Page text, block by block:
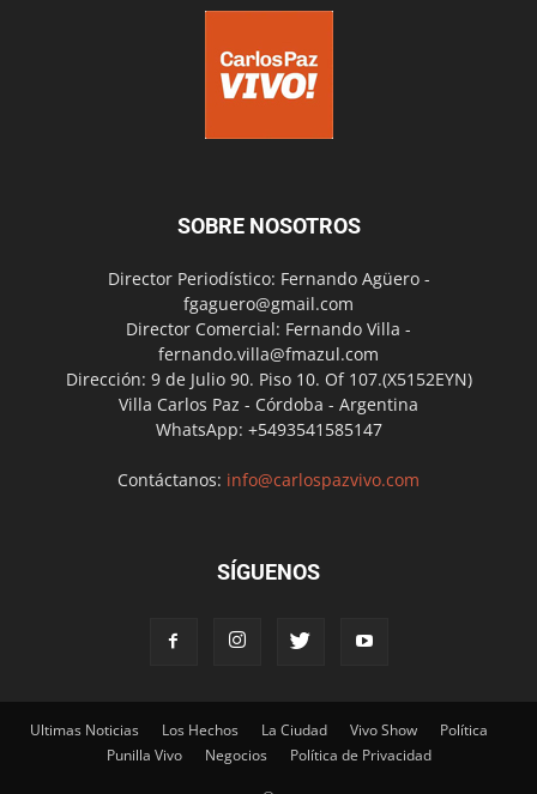
SOBRE NOSOTROS
Director Periodístico: Fernando Agüero -
fgaguero@gmail.com
Director Comercial: Fernando Villa -
fernando.villa@fmazul.com
Dirección: 9 de Julio 90. Piso 10. Of 107.(X5152EYN)
Villa Carlos Paz - Córdoba - Argentina
WhatsApp: +5493541585147
Contáctanos: info@carlospazvivo.com
SÍGUENOS
Ultimas Noticias Los Hechos La Ciudad Vivo Show
Política
Punilla Vivo
Negocios Política de Privacidad